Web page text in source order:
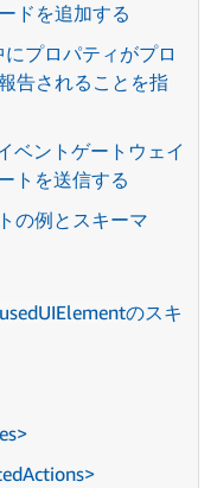
ドを追加する
プロパティがプロ
告されることを指
ベントゲートウェイ
トを送信する
の例とスキーマ
のスキ